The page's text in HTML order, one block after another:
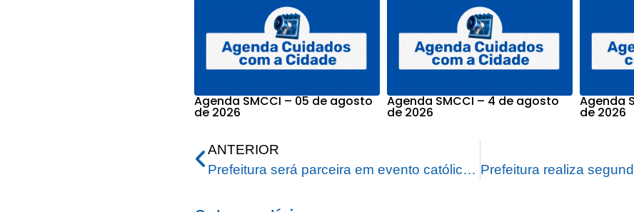
Agenda SMCCI – 05 de agosto
de 2026
Agenda SMCCI – 4 de agosto
de 2026
Agenda
de 2026
ANTERIOR
Prefeitura será parceira em evento católico “Rio de Água Viva” durante o carnaval